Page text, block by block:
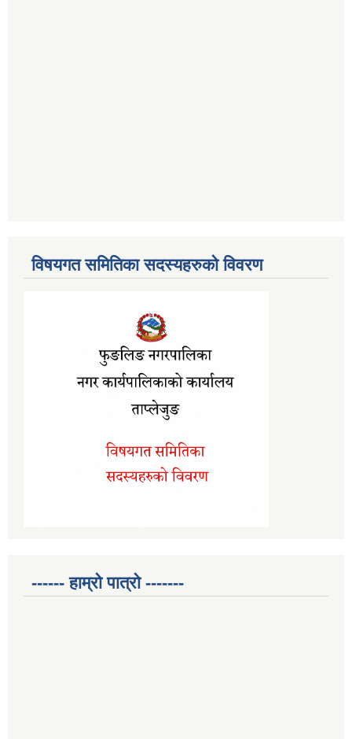
विषयगत समितिका सदस्यहरुको विवरण
------ हाम्रो पात्रो -------